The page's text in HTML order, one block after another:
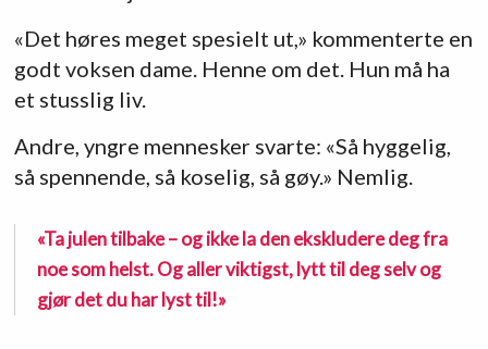
«Det høres meget spesielt ut,» kommenterte en
godt voksen dame. Henne om det. Hun må ha
et stusslig liv.
Andre, yngre mennesker svarte: «Så hyggelig,
så spennende, så koselig, så gøy.» Nemlig.
«Ta julen tilbake – og ikke la den ekskludere deg fra
noe som helst. Og aller viktigst, lytt til deg selv og
gjør det du har lyst til!»